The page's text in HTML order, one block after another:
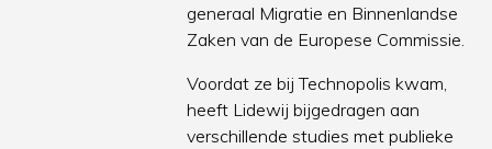
generaal Migratie en Binnenlandse
Zaken van de Europese Commissie.
Voordat ze bij Technopolis kwam,
heeft Lidewij bijgedragen aan
verschillende studies met publieke